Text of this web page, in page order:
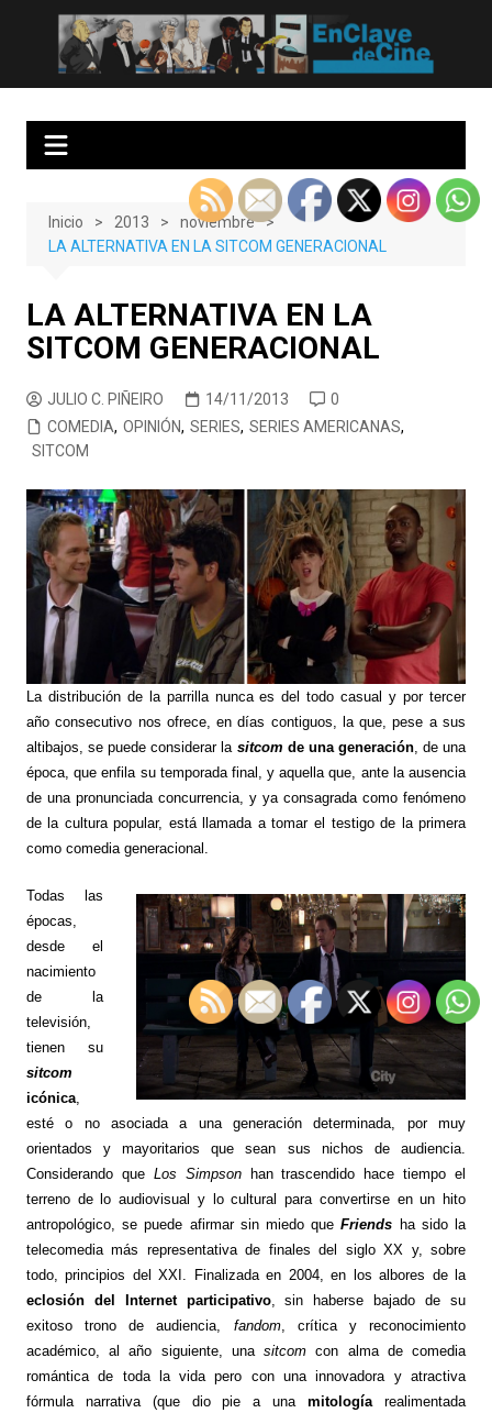
contenido
EnClave de Cine
Crítica cinematográfica y audiovisual. Punto de encuentro para los
Inicio 2013
noviembre
LA ALTERNATIVA EN LA SITCOM GENERACIONAL
LA ALTERNATIVA EN LA
SITCOM GENERACIONAL
JULIO C. PIÑEIRO 14/11/2013
0
COMEDIA, OPINIÓN, SERIES, SERIES AMERICANAS,
SITCOM
La distribución de la parrilla nunca es del todo casual y por tercer
año consecutivo nos ofrece, en días contiguos, la que, pese a sus
altibajos, se puede considerar la sitcom de una generación, de una
época, que enfila su temporada final, y aquella que, ante la ausencia
de una pronunciada concurrencia, y ya consagrada como fenómeno
de la cultura popular, está llamada a tomar el testigo de la primera
como comedia generacional.
Todas las
épocas,
desde el
nacimiento
de la
televisión,
tienen su
sitcom
icónica,
esté o no asociada a una generación determinada, por muy
orientados y mayoritarios que sean sus nichos de audiencia.
Considerando que Los Simpson
han trascendido hace tiempo el
terreno de lo audiovisual y lo cultural para convertirse en un hito
antropológico, se puede afirmar sin miedo queFriends ha sido la
telecomedia más representativa de finales del siglo XX y, sobre
todo, principios del XXI. Finalizada en 2004, en los albores de la
eclosión del Internet participativo, sin haberse bajado de su
exitoso trono de audiencia, fandom, crítica y reconocimiento
académico, al año siguiente, unasitcom con alma de comedia
romántica de toda la vida pero con una innovadora y atractiva
fórmula narrativa (que dio pie a unamitologíarealimentada